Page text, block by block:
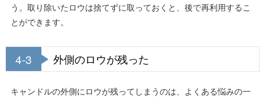
う。取り除いたロウは捨てずに取っておくと、後で再利用するこ
とができます。
4-3 外側のロウが残った
キャンドルの外側にロウが残ってしまうのは、よくある悩みの一